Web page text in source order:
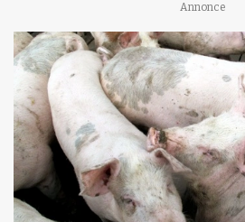
Annonce